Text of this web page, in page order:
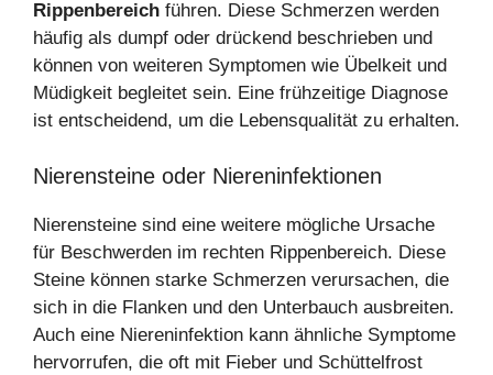
Rippenbereich führen. Diese Schmerzen werden
häufig als dumpf oder drückend beschrieben und
können von weiteren Symptomen wie Übelkeit und
Müdigkeit begleitet sein. Eine frühzeitige Diagnose
ist entscheidend, um die Lebensqualität zu erhalten.
Nierensteine oder Niereninfektionen
Nierensteine sind eine weitere mögliche Ursache
für Beschwerden im rechten Rippenbereich. Diese
Steine können starke Schmerzen verursachen, die
sich in die Flanken und den Unterbauch ausbreiten.
Auch eine Niereninfektion kann ähnliche Symptome
hervorrufen, die oft mit Fieber und Schüttelfrost